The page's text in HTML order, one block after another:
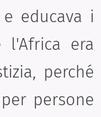
educava i
l'Africa era
perché
persone